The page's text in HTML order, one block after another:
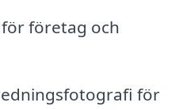
företag och
för